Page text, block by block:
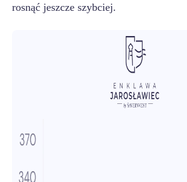
rosnąć jeszcze szybciej.